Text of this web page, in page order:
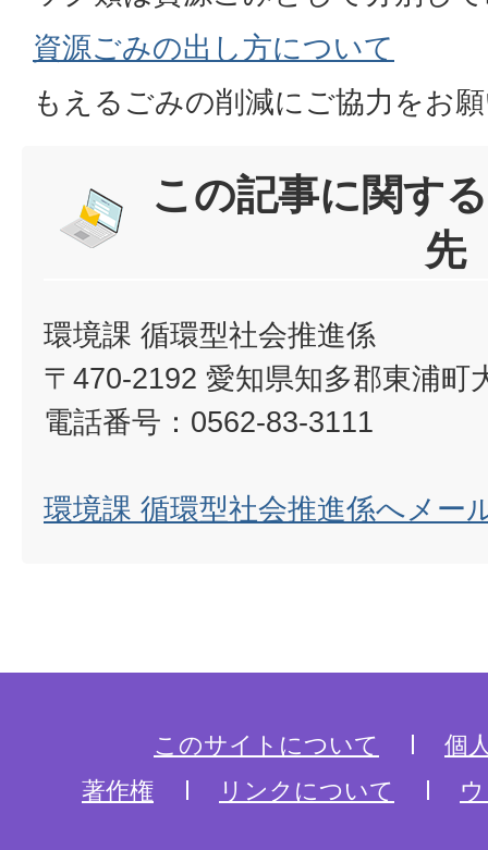
資源ごみの出し方について
もえるごみの削減にご協力をお
この記事に関す
先
環境課 循環型社会推進係
〒470-2192 愛知県知多郡東浦町
電話番号：0562-83-3111
環境課 循環型社会推進係へメー
このサイトについて
個
著作権
リンクについて